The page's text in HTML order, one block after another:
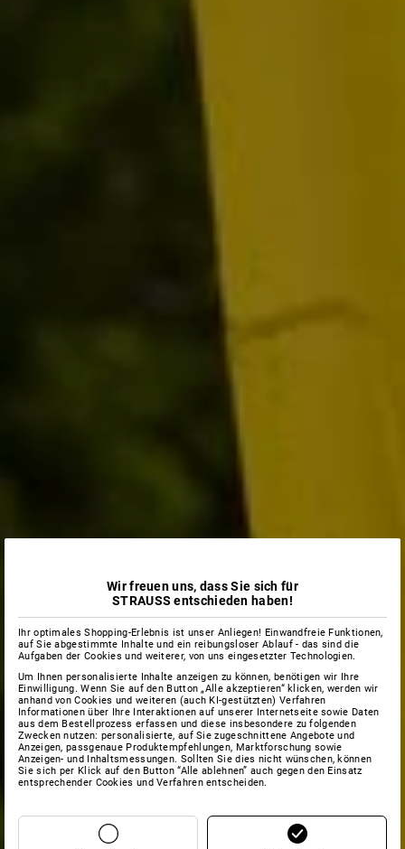
Wir freuen uns, dass Sie sich für
STRAUSS entschieden haben!
Ihr optimales Shopping-Erlebnis ist unser Anliegen! Einwandfreie Funktionen,
auf Sie abgestimmte Inhalte und ein reibungsloser Ablauf - das sind die
Aufgaben der Cookies und weiterer, von uns eingesetzter Technologien.
Um Ihnen personalisierte Inhalte anzeigen zu können, benötigen wir Ihre
Einwilligung. Wenn Sie auf den Button „Alle akzeptieren“ klicken, werden wir
anhand von Cookies und weiteren (auch KI-gestützten) Verfahren
Informationen über Ihre Interaktionen auf unserer Internetseite sowie Daten
aus dem Bestellprozess erfassen und diese insbesondere zu folgenden
Zwecken nutzen: personalisierte, auf Sie zugeschnittene Angebote und
Anzeigen, passgenaue Produktempfehlungen, Marktforschung sowie
Anzeigen- und Inhaltsmessungen. Sollten Sie dies nicht wünschen, können
Sie sich per Klick auf den Button “Alle ablehnen” auch gegen den Einsatz
entsprechender Cookies und Verfahren entscheiden.